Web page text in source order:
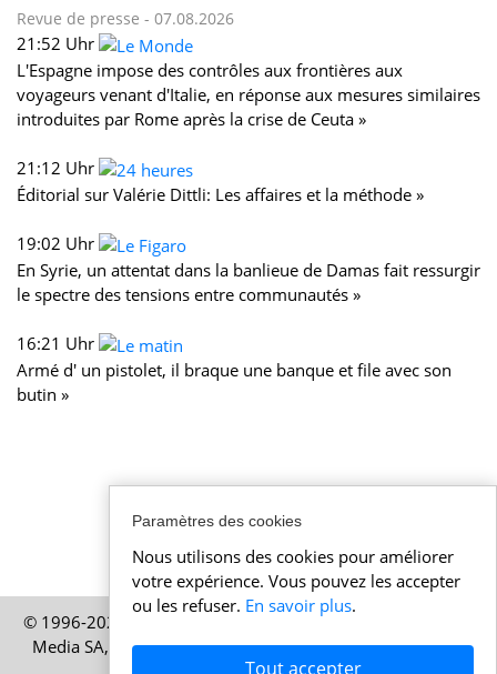
Revue de presse - 07.08.2026
21:52 Uhr
L'Espagne impose des contrôles aux frontières aux
voyageurs venant d'Italie, en réponse aux mesures similaires
introduites par Rome après la crise de Ceuta »
21:12 Uhr
Éditorial sur Valérie Dittli: Les affaires et la méthode »
19:02 Uhr
En Syrie, un attentat dans la banlieue de Damas fait ressurgir
le spectre des tensions entre communautés »
16:21 Uhr
Armé d' un pistolet, il braque une banque et file avec son
butin »
© 1996-2026 Actualitesuisse.be – Une publication de HELP
Media SA, société basée à Zurich, en Suisse – Tous droits
Paramètres des cookies
Nous utilisons des cookies pour améliorer
votre expérience. Vous pouvez les accepter
ou les refuser. En savoir plus.
Tout accepter